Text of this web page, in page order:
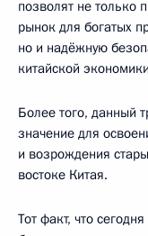
позволят не только
рынок для богатых
но и надёжную
китайской
Более того, данный
значение для
и возрождения
востоке Китая.
Тот факт, что